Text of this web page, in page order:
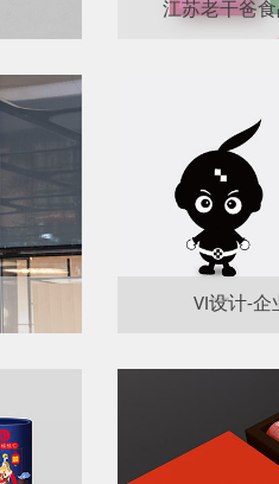
江苏老干爸
VI设计-企